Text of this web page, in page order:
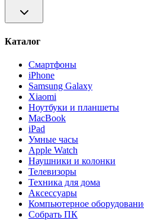
Каталог
Смартфоны
iPhone
Samsung Galaxy
Xiaomi
Ноутбуки и планшеты
MacBook
iPad
Умные часы
Apple Watch
Наушники и колонки
Телевизоры
Техника для дома
Аксессуары
Компьютерное
Собрать ПК